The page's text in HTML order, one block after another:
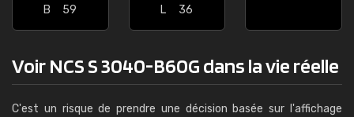
B
59
L
36
Voir NCS S 3040-B60G dans la vie réelle
C'est un risque de prendre une décision basée sur l'affichage